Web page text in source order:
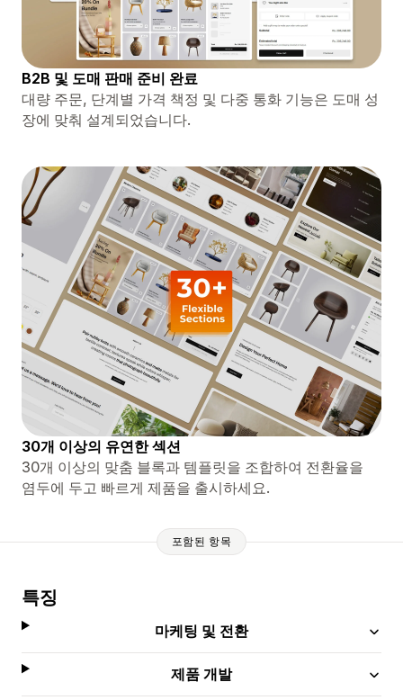
B2B 및 도매 판매 준비 완료
대량 주문, 단계별 가격 책정 및 다중 통화 기능은 도매 성
장에 맞춰 설계되었습니다.
30개 이상의 유연한 섹션
30개 이상의 맞춤 블록과 템플릿을 조합하여 전환율을
염두에 두고 빠르게 제품을 출시하세요.
포함된 항목
특징
마케팅 및 전환
제품 개발